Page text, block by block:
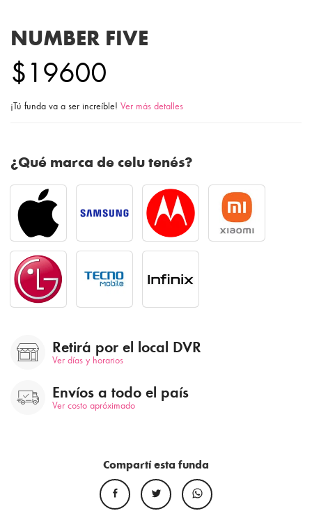
NUMBER FIVE
$19600
¡Tú funda va a ser increíble! Ver más detalles
¿Qué marca de celu tenés?
Retirá por el local DVR
Ver días y horarios
Envíos a todo el país
Ver costo apróximado
Compartí esta funda